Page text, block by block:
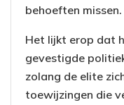
behoeften missen.
Het lijkt erop dat
gevestigde
zolang de elite
toewijzingen die